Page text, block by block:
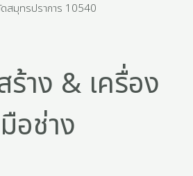
สมุทรปราการ 10540
าง & เครื่อง
มือช่าง